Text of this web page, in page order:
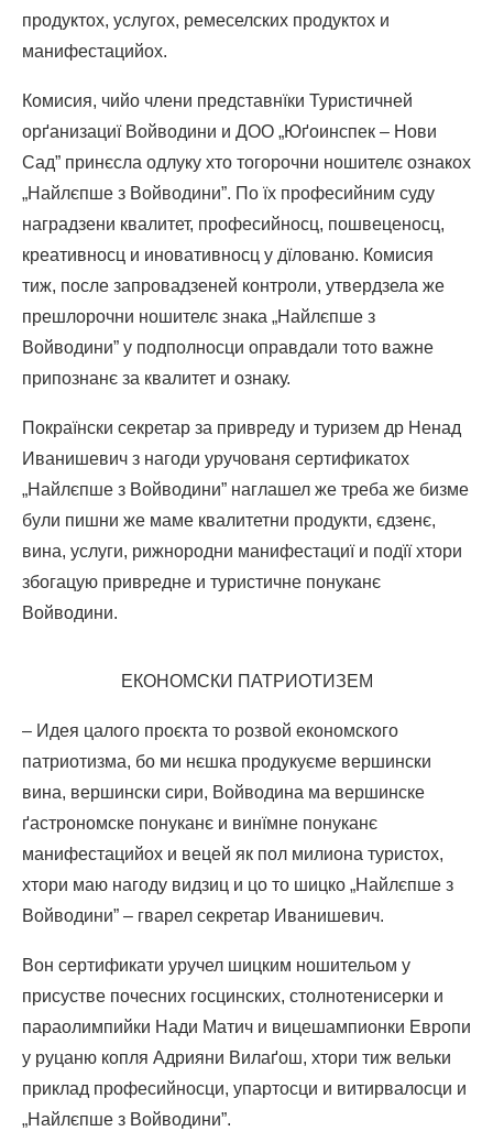
продуктох, услугох, ремеселских продуктох и
манифестацийох.
Комисия, чийо члени представнїки Туристичней
орґанизациї Войводини и ДОО „Юґоинспек – Нови
Сад” принєсла одлуку хто тогорочни ношителє ознакох
„Найлєпше з Войводини”. По їх професийним суду
наградзени квалитет, професийносц, пошвеценосц,
креативносц и иновативносц у дїлованю. Комисия
тиж, после запровадзеней контроли, утвердзела же
прешлорочни ношителє знака „Найлєпше з
Войводини” у подполносци оправдали тото важне
припознанє за квалитет и ознаку.
Покраїнски секретар за привреду и туризем др Ненад
Иванишевич з нагоди уручованя сертификатох
„Найлєпше з Войводини” наглашел же треба же бизме
були пишни же маме квалитетни продукти, єдзенє,
вина, услуги, рижнородни манифестациї и подїї хтори
збогацую привредне и туристичне понуканє
Войводини.
ЕКОНОМСКИ ПАТРИОТИЗЕМ
– Идея цалого проєкта то розвой економского
патриотизма, бо ми нєшка продукуєме вершински
вина, вершински сири, Войводина ма вершинске
ґастрономске понуканє и винїмне понуканє
манифестацийох и вецей як пол милиона туристох,
хтори маю нагоду видзиц и цо то шицко „Найлєпше з
Войводини” – гварел секретар Иванишевич.
Вон сертификати уручел шицким ношительом у
присустве почесних госцинских, столнотенисерки и
параолимпийки Нади Матич и вицешампионки Европи
у руцаню копля Адрияни Вилаґош, хтори тиж вельки
приклад професийносци, упартосци и витирвалосци и
„Найлєпше з Войводини”.